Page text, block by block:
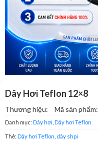
Dây Hơi Teflon 12×8
Thương hiệu: Mã sản phẩm:
Danh mục: Dây hơi Dây hơi Teflon
Thẻ: Dây hơi Teflon dây shpi